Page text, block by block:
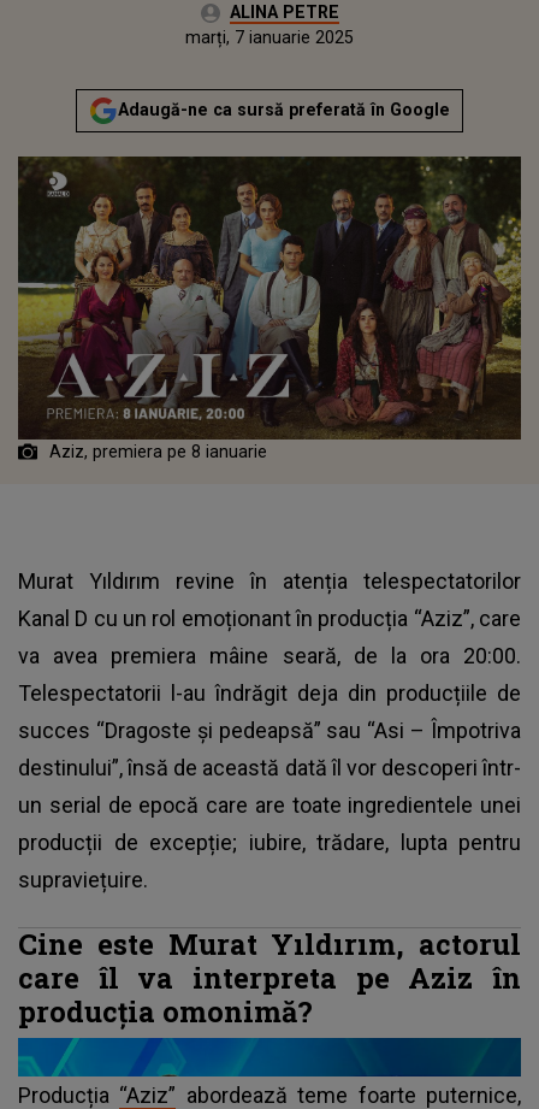
Autor:ALINA PETRE
Publicat:
marți, 7 ianuarie 2025
Adaugă-ne ca sursă preferată în Google
Aziz, premiera pe 8 ianuarie
Murat Yıldırım revine în atenția telespectatorilor
Kanal D cu un rol emoționant în producția “Aziz”, care
va avea premiera mâine seară, de la ora 20:00.
Telespectatorii l-au îndrăgit deja din producțiile de
succes “Dragoste și pedeapsă” sau “Asi – Împotriva
destinului”, însă de această dată îl vor descoperi într-
un serial de epocă care are toate ingredientele unei
producții de excepție; iubire, trădare, lupta pentru
supraviețuire.
Cine este Murat Yıldırım, actorul
care îl va interpreta pe Aziz în
producția omonimă?
Producția “Aziz” abordează teme foarte puternice,